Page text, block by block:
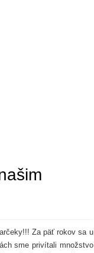
Za päť rokov sa u
sme privítali množstvo